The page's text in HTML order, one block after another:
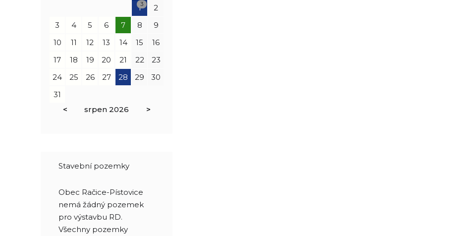
13
2
3
4 5 6 7 8
9
10
11 12 13 14 15
16
17
18 19 20 21 22
23
24
25 26 27 28 29
30
31
<
srpen 2026 >
Stavební pozemky
Obec Račice-Pístovice
nemá žádný pozemek
pro výstavbu RD.
Všechny pozemky